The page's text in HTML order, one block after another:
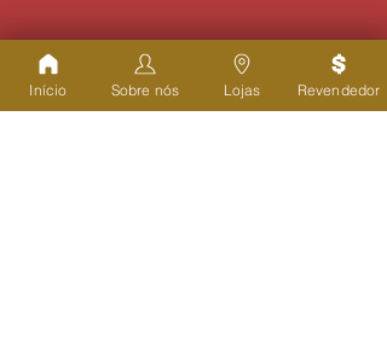
Início Sobre nós Lojas Revendedor